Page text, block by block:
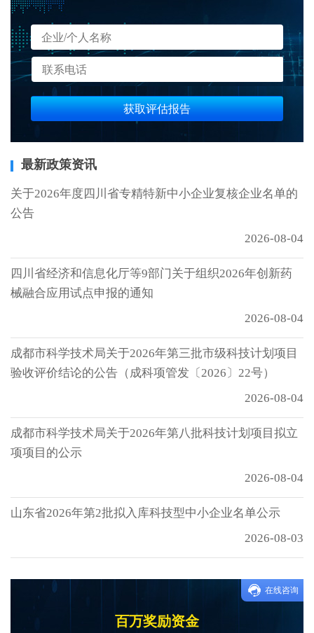
获取评估报告
最新政策资讯
关于2026年度四川省专精特新中小企业复核企业名单的
公告
2026-08-04
四川省经济和信息化厅等9部门关于组织2026年创新药
械融合应用试点申报的通知
2026-08-04
成都市科学技术局关于2026年第三批市级科技计划项目
验收评价结论的公告（成科项管发〔2026〕22号）
2026-08-04
成都市科学技术局关于2026年第八批科技计划项目拟立
项项目的公示
2026-08-04
山东省2026年第2批拟入库科技型中小企业名单公示
2026-08-03
百万奖励资金
在线咨询